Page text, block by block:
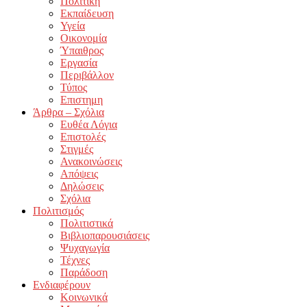
Εκπαίδευση
Υγεία
Οικονομία
Ύπαιθρος
Εργασία
Περιβάλλον
Τύπος
Επιστημη
Άρθρα – Σχόλια
Ευθέα Λόγια
Επιστολές
Στιγμές
Ανακοινώσεις
Απόψεις
Δηλώσεις
Σχόλια
Πολιτισμός
Πολιτιστικά
Βιβλιοπαρουσιάσεις
Ψυχαγωγία
Τέχνες
Παράδοση
Ενδιαφέρουν
Κοινωνικά